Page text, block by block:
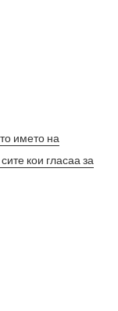
името на
кои гласаа за